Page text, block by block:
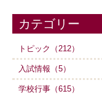
カテゴリー
トピック（212）
入試情報（5）
学校行事（615）